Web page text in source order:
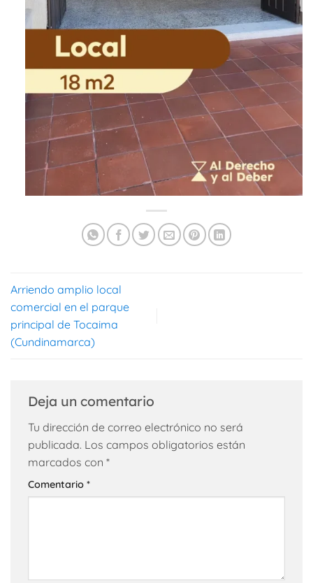
Arriendo amplio local
comercial en el parque
principal de Tocaima
(Cundinamarca)
Deja un comentario
Tu dirección de correo electrónico no será
publicada. Los campos obligatorios están
marcados con *
Comentario *